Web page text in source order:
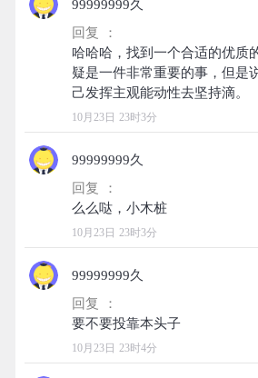
99999999久
回复 ：
哈哈哈，找到一个合适的优质
疑是一件非常重要的事，但是
10月23日 23时3分
99999999久
回复 ：
10月23日 23时3分
99999999久
回复 ：
10月23日 23时4分